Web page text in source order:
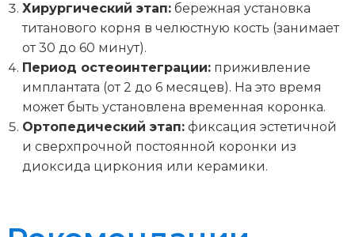
Хирургический этап: бережная установка
титанового корня в челюстную кость (занимает
от 30 до 60 минут).
Период остеоинтеграции: приживление
имплантата (от 2 до 6 месяцев). На это время
может быть установлена временная коронка.
Ортопедический этап: фиксация эстетичной
и сверхпрочной постоянной коронки из
диоксида циркония или керамики.